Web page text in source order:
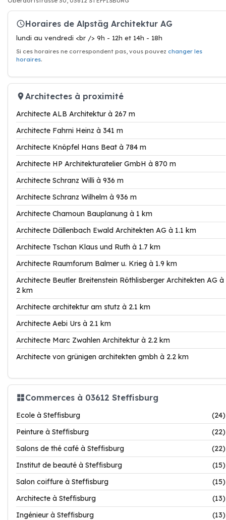
Horaires de Alpstäg Architektur AG
lundi au vendredi <br /> 9h - 12h et 14h - 18h
Si ces horaires ne correspondent pas, vous pouvez changer les
horaires.
Architectes à proximité
Architecte ALB Architektur à 267 m
Architecte Fahrni Heinz à 341 m
Architecte Knöpfel Hans Beat à 784 m
Architecte HP Architekturatelier GmbH à 870 m
Architecte Schranz Willi à 936 m
Architecte Schranz Wilhelm à 936 m
Architecte Chamoun Bauplanung à 1 km
Architecte Dällenbach Ewald Architekten AG à 1.1 km
Architecte Tschan Klaus und Ruth à 1.7 km
Architecte Raumforum Balmer u. Krieg à 1.9 km
Architecte Beutler Breitenstein Röthlisberger Architekten AG à
2 km
Architecte architektur am stutz à 2.1 km
Architecte Aebi Urs à 2.1 km
Architecte Marc Zwahlen Architektur à 2.2 km
Architecte von grünigen architekten gmbh à 2.2 km
Commerces à 03612 Steffisburg
Ecole à Steffisburg
(24)
Peinture à Steffisburg
(22)
Salons de thé café à Steffisburg
(22)
Institut de beauté à Steffisburg
(15)
Salon coiffure à Steffisburg
(15)
Architecte à Steffisburg
(13)
Ingénieur à Steffisburg
(13)